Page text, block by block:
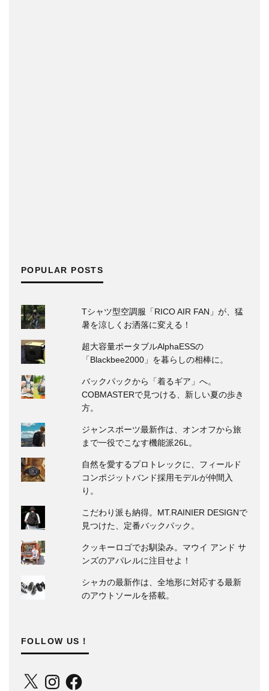
POPULAR POSTS
Tシャツ型空調服「RICO AIR FAN」が、猛
暑を涼しくお洒落に変える！
超大容量ポータブルAlphaESSの
「Blackbee2000」を暮らしの相棒に。
バックパックから「着るギア」へ。
COBMASTERで見つける、新しい夏の歩き
方。
ジャンスポーツ最新作は、オンオフから旅
まで一役でこなす機能派26L。
自然を愛するプロトレックに、フィールド
コンポジットバンド採用モデルが仲間入
り。
こだわり派も納得。MT.RAINIER DESIGNで
見つけた、定番バックパック。
クッキーロゴでお馴染み。マウイ アンド サ
ンズのアパレルに注目せよ！
シャカの最新作は、全地形に対応する最新
のアウトソールを搭載。
FOLLOW US！
X InstagramFacebook